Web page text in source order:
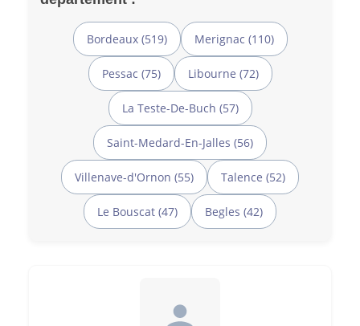
Bordeaux (519) Merignac (110)
Pessac (75) Libourne (72)
La Teste-De-Buch (57)
Saint-Medard-En-Jalles (56)
Villenave-d'Ornon (55) Talence (52)
Le Bouscat (47) Begles (42)